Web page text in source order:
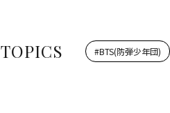
TOPICS #BTS(防弾少年団)